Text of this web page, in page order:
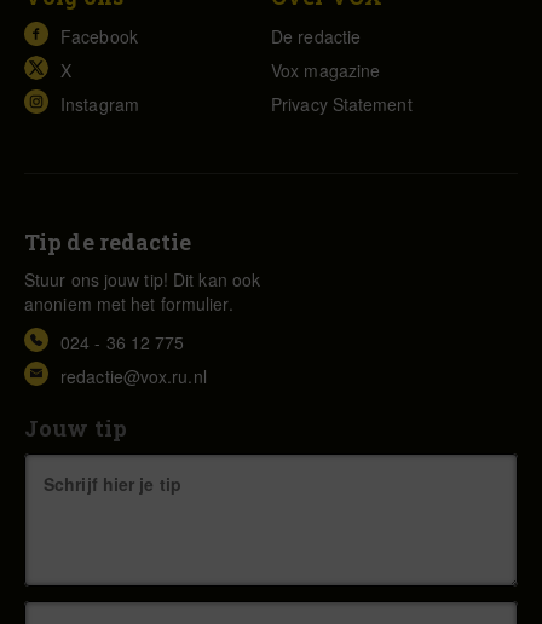
Facebook
X
Instagram
De redactie
Vox magazine
Privacy Statement
Tip de redactie
Stuur ons jouw tip! Dit kan ook
anoniem met het formulier.
024 - 36 12 775
redactie@vox.ru.nl
Jouw tip